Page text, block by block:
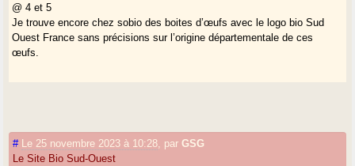
@ 4 et 5
Je trouve encore chez sobio des boites d’œufs avec le logo bio Sud
Ouest France sans précisions sur l’origine départementale de ces
œufs.
# Le 25 novembre 2023 à 10:28 parGSG
Le Site Bio Sud-Ouest